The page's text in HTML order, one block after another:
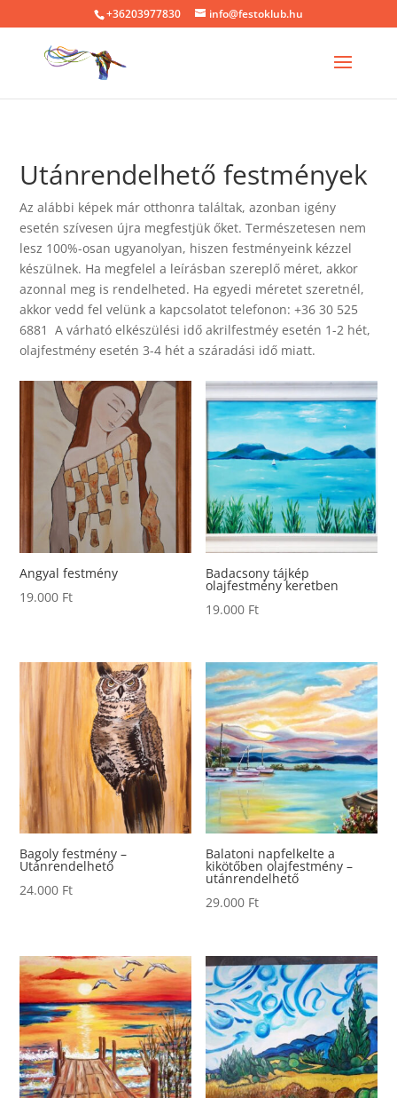
+36203977830 info@festoklub.hu
Utánrendelhető festmények
Az alábbi képek már otthonra találtak, azonban igény
esetén szívesen újra megfestjük őket. Természetesen nem
lesz 100%-osan ugyanolyan, hiszen festményeink kézzel
készülnek. Ha megfelel a leírásban szereplő méret, akkor
azonnal meg is rendelheted. Ha egyedi méretet szeretnél,
akkor vedd fel velünk a kapcsolatot telefonon: +36 30 525
6881 A várható elkészülési idő akrilfestméy esetén 1-2 hét,
olajfestmény esetén 3-4 hét a száradási idő miatt.
Angyal festmény
19.000 Ft
Badacsony tájkép
olajfestmény keretben
19.000 Ft
Bagoly festmény –
Utánrendelhető
24.000 Ft
Balatoni napfelkelte a
kikötőben olajfestmény –
utánrendelhető
29.000 Ft